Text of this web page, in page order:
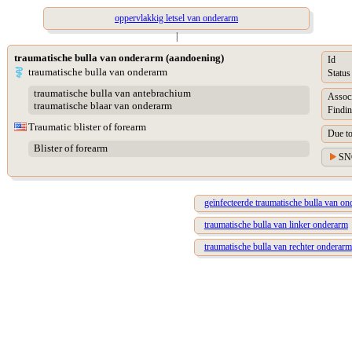
oppervlakkig letsel van onderarm
|
traumatische bulla van onderarm (aandoening)
traumatische bulla van onderarm
traumatische bulla van antebrachium
traumatische blaar van onderarm
Traumatic blister of forearm
Blister of forearm
Id
Status
Due to
geïnfecteerde traumatische bulla van
traumatische bulla van linker onderarm
traumatische bulla van rechter onderarm